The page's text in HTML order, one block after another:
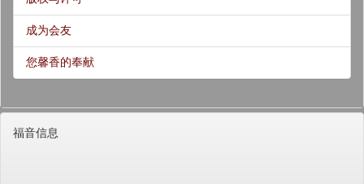
成为会友
您馨香的奉献
福音信息